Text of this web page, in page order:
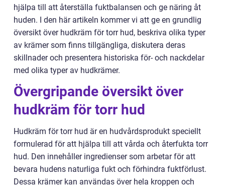
hjälpa till att återställa fuktbalansen och ge näring åt
huden. I den här artikeln kommer vi att ge en grundlig
översikt över hudkräm för torr hud, beskriva olika typer
av krämer som finns tillgängliga, diskutera deras
skillnader och presentera historiska för- och nackdelar
med olika typer av hudkrämer.
Övergripande översikt över
hudkräm för torr hud
Hudkräm för torr hud är en hudvårdsprodukt speciellt
formulerad för att hjälpa till att vårda och återfukta torr
hud. Den innehåller ingredienser som arbetar för att
bevara hudens naturliga fukt och förhindra fuktförlust.
Dessa krämer kan användas över hela kroppen och